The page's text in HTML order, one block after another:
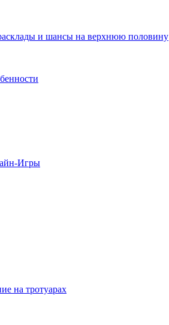
и шансы на верхнюю половину
Игры
на тротуарах